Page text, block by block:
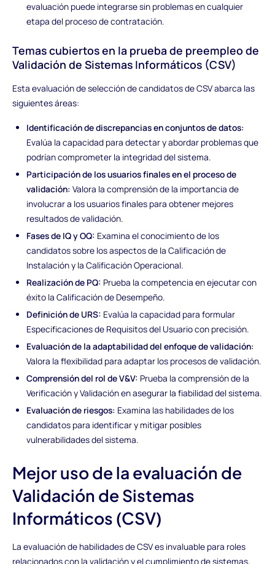
evaluación puede integrarse sin problemas en cualquier
etapa del proceso de contratación.
Temas cubiertos en la prueba de preempleo de
Validación de Sistemas Informáticos (CSV)
Esta evaluación de selección de candidatos de CSV abarca las
siguientes áreas:
Identificación de discrepancias en conjuntos de datos:
Evalúa la capacidad para detectar y abordar problemas que
podrían comprometer la integridad del sistema.
Participación de los usuarios finales en el proceso de
validación: Valora la comprensión de la importancia de
involucrar a los usuarios finales para obtener mejores
resultados de validación.
Fases de IQ y OQ: Examina el conocimiento de los
candidatos sobre los aspectos de la Calificación de
Instalación y la Calificación Operacional.
Realización de PQ: Prueba la competencia en ejecutar con
éxito la Calificación de Desempeño.
Definición de URS: Evalúa la capacidad para formular
Especificaciones de Requisitos del Usuario con precisión.
Evaluación de la adaptabilidad del enfoque de validación:
Valora la flexibilidad para adaptar los procesos de validación.
Comprensión del rol de V&V: Prueba la comprensión de la
Verificación y Validación en asegurar la fiabilidad del sistema.
Evaluación de riesgos: Examina las habilidades de los
candidatos para identificar y mitigar posibles
vulnerabilidades del sistema.
Mejor uso de la evaluación de
Validación de Sistemas
Informáticos (CSV)
La evaluación de habilidades de CSV es invaluable para roles
relacionados con la validación y el cumplimiento de sistemas,